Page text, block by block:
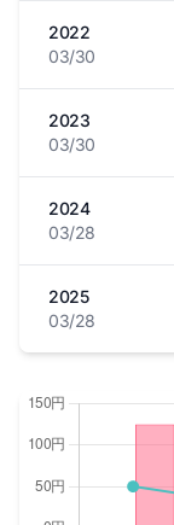
2022
03/30
2023
03/30
2024
03/28
2025
03/28